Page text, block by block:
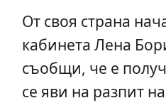
От своя страна
кабинета Лена
съобщи, че е
се яви на разпит